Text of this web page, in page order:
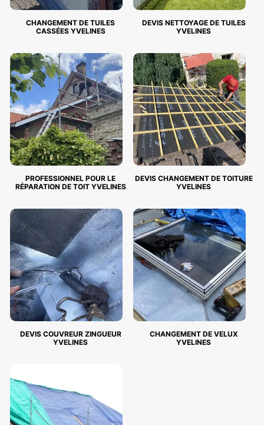
CHANGEMENT DE TUILES
CASSÉES YVELINES
DEVIS NETTOYAGE DE TUILES
YVELINES
PROFESSIONNEL POUR LE
RÉPARATION DE TOIT YVELINES
DEVIS CHANGEMENT DE TOITURE
YVELINES
DEVIS COUVREUR ZINGUEUR
YVELINES
CHANGEMENT DE VELUX
YVELINES